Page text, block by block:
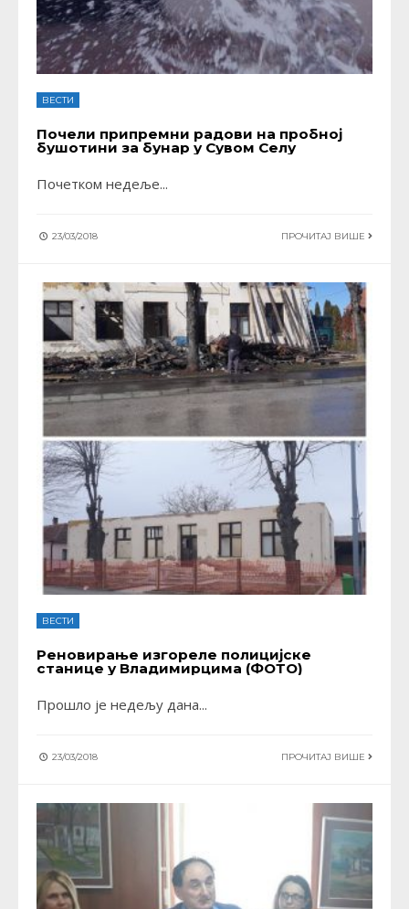
ВЕСТИ
Почели припремни радови на пробној
бушотини за бунар у Сувом Селу
Почетком недеље...
23/03/2018 ПРОЧИТАЈ ВИШЕ
ВЕСТИ
Реновирање изгореле полицијске
станице у Владимирцима (ФОТО)
Прошло је недељу дана...
23/03/2018 ПРОЧИТАЈ ВИШЕ